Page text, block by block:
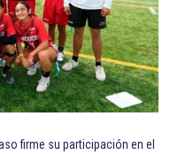
firme su participación en el